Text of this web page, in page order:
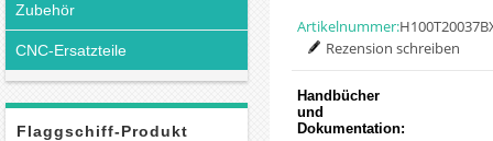
Zubehör
CNC-Ersatzteile
Flaggschiff-Produkt
Artikelnummer:
Rezension schreiben
Handbücher
und
Dokumentation: